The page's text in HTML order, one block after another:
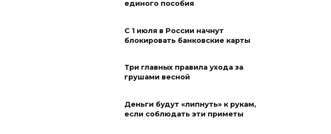
07 августа 2026 20:12
Госавтоинспекция по
Ростовской области призвала
из-за ухудшения погоды
07 августа 2026 19:39
Сап-фестиваль, ночной забег
и турниры: как в Ростове
единого пособия
С 1 июля в России начнут
блокировать банковские карты
Три главных правила ухода за
грушами весной
Деньги будут «липнуть» к рукам,
если соблюдать эти приметы